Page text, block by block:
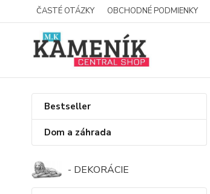
ČASTÉ OTÁZKY OBCHODNÉ PODMIENKY
Bestseller
Dom a záhrada
- DEKORÁCIE